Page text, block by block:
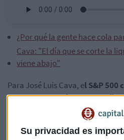
Su privacidad es
¿Por qué la gente hace cola
Cava: "El día que se corte la
viene abajo"
Para José Luis Cava, el S&P
conocemos perfectamente" y
"Los gestores de fondos habían
posiciones largas netas en
desde 2006: 190.000 millones en